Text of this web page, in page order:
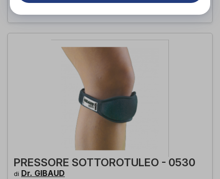
PROVA E ACQUISTA IN NEGOZIO
PRESSORE SOTTOROTULEO - 0530
di Dr. GIBAUD